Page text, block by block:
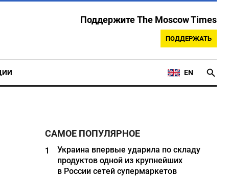
Поддержите The Moscow Times
ПОДДЕРЖАТЬ
EN
САМОЕ ПОПУЛЯРНОЕ
1
Украина впервые ударила по складу
продуктов одной из крупнейших
в России сетей супермаркетов